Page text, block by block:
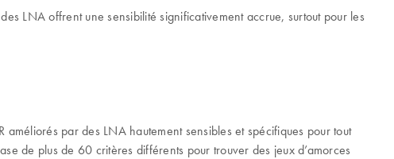
LNA offrent une sensibilité significativement accrue, surtout pour les
améliorés par des LNA hautement sensibles et spécifiques pour tout
de plus de 60 critères différents pour trouver des jeux d’amorces